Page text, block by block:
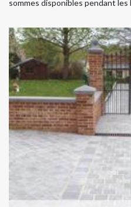
sommes disponibles pendant les